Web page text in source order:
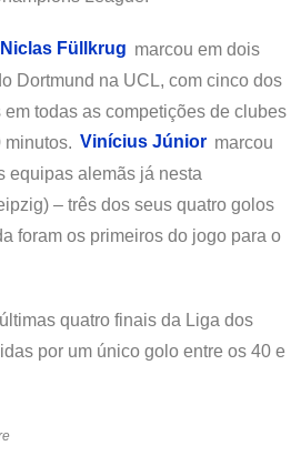
Niclas Füllkrug marcou em dois
Dortmund na UCL, com cinco dos
todas as competições de clubes
minutos. Vinícius Júnior marcou
equipas alemãs já nesta
– três dos seus quatro golos
foram os primeiros do jogo para o
quatro finais da Liga dos
por um único golo entre os 40 e